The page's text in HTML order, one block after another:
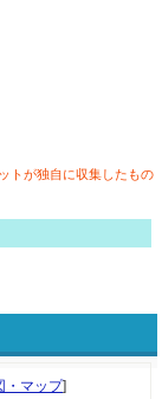
トが独自に収集したもの
・マップ]